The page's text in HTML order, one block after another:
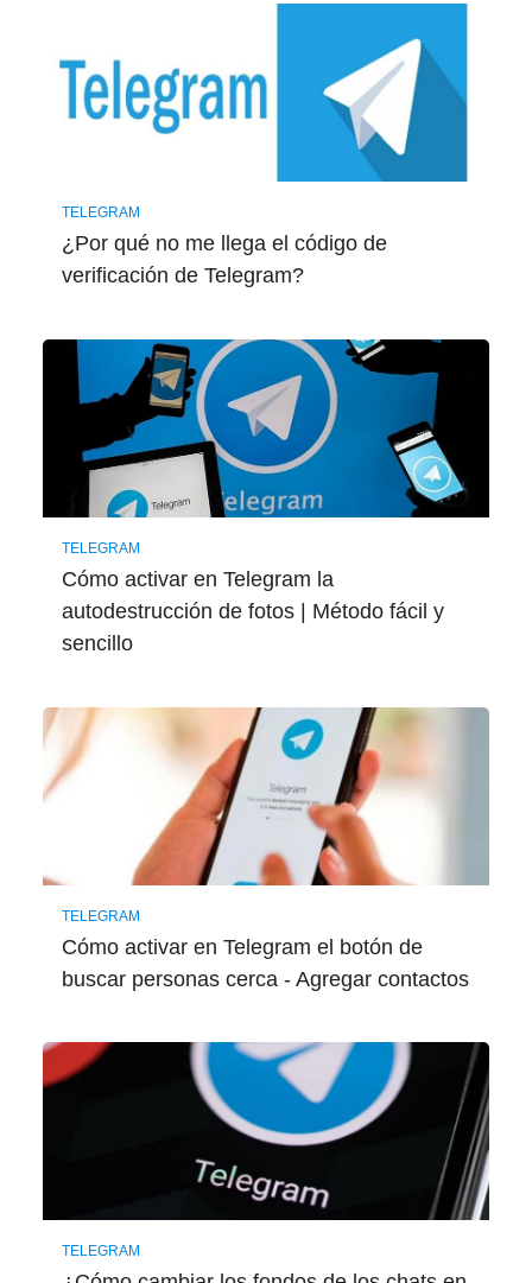
TELEGRAM
¿Por qué no me llega el código de
verificación de Telegram?
TELEGRAM
Cómo activar en Telegram la
autodestrucción de fotos | Método fácil y
sencillo
TELEGRAM
Cómo activar en Telegram el botón de
buscar personas cerca - Agregar contactos
TELEGRAM